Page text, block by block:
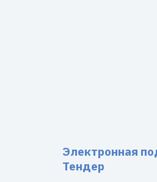
Электронная
Тендер